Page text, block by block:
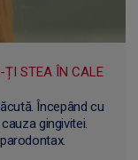
ȚI STEA ÎN CALE
Începând cu
gingivitei.